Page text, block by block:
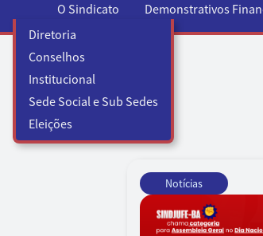
O Sindicato
Diretoria
Conselhos
Institucional
Sede Social e Sub Sedes
Eleições
Demonstrativos
Notícias